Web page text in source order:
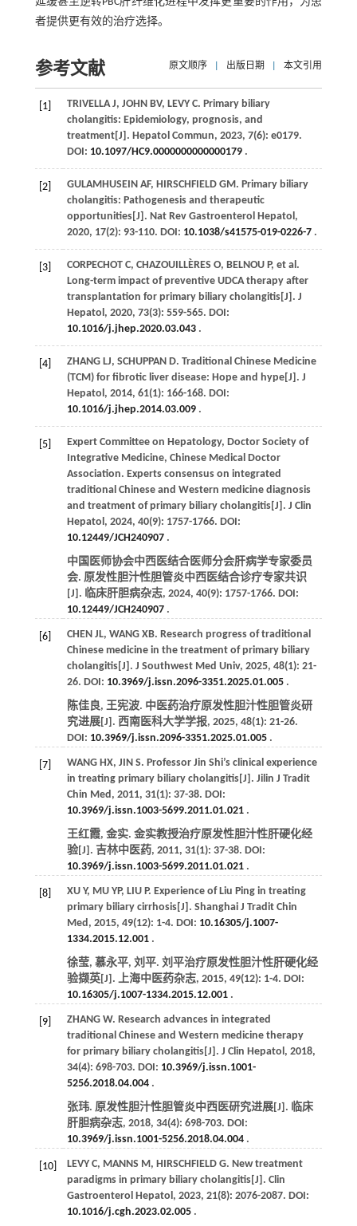
者提供更有效的治疗选择。
参考文献 原文顺序 出版日期 本文引用
[1] TRIVELLA J, JOHN BV, LEVY C. Primary biliary
cholangitis: Epidemiology, prognosis, and
treatment[J]. Hepatol Commun, 2023, 7(6): e0179.
DOI: 10.1097/HC9.0000000000000179.
[2] GULAMHUSEIN AF, HIRSCHFIELD GM. Primary biliary
cholangitis: Pathogenesis and therapeutic
opportunities[J]. Nat Rev Gastroenterol Hepatol ,
2020, 17(2): 93-110. DOI: 10.1038/s41575-019-0226-7.
[3] CORPECHOT C, CHAZOUILLÈRES O, BELNOU P, et al .
Long-term impact of preventive UDCA therapy after
transplantation for primary biliary cholangitis[J]. J
Hepatol , 2020, 73(3): 559-565. DOI:
10.1016/j.jhep.2020.03.043.
[4] ZHANG LJ, SCHUPPAN D. Traditional Chinese Medicine
(TCM) for fibrotic liver disease: Hope and hype[J]. J
Hepatol , 2014, 61(1): 166-168. DOI:
10.1016/j.jhep.2014.03.009.
[5]
Expert Committee on Hepatology, Doctor Society of
Integrative Medicine, Chinese Medical Doctor
Association. Experts consensus on integrated
traditional Chinese and Western medicine diagnosis
and treatment of primary biliary cholangitis[J]. J Clin
Hepatol , 2024, 40(9): 1757-1766. DOI:
10.12449/JCH240907.
中国医师协会中西医结合医师分会肝病学专家委员
会. 原发性胆汁性胆管炎中西医结合诊疗专家共识
[J]. 临床肝胆病杂志, 2024, 40(9): 1757-1766. DOI:
10.12449/JCH240907.
[6] CHEN JL, WANG XB. Research progress of traditional
Chinese medicine in the treatment of primary biliary
cholangitis[J]. J Southwest Med Univ, 2025, 48(1): 21-
26. DOI: 10.3969/j.issn.2096-3351.2025.01.005.
陈佳良, 王宪波. 中医药治疗原发性胆汁性胆管炎研
究进展[J]. 西南医科大学学报, 2025, 48(1): 21-26.
DOI: 10.3969/j.issn.2096-3351.2025.01.005.
[7] WANG HX, JIN S. Professor Jin Shi’s clinical experience
in treating primary biliary cholangitis[J]. Jilin J Tradit
Chin Med , 2011, 31(1): 37-38. DOI:
10.3969/j.issn.1003-5699.2011.01.021.
王红霞, 金实. 金实教授治疗原发性胆汁性肝硬化经
验[J]. 吉林中医药, 2011, 31(1): 37-38. DOI:
10.3969/j.issn.1003-5699.2011.01.021.
[8] XU Y, MU YP, LIU P. Experience of Liu Ping in treating
primary biliary cirrhosis[J]. Shanghai J Tradit Chin
Med , 2015, 49(12): 1-4. DOI: 10.16305/j.1007-
1334.2015.12.001.
徐莹, 慕永平, 刘平. 刘平治疗原发性胆汁性肝硬化经
验撷英[J]. 上海中医药杂志, 2015, 49(12): 1-4. DOI:
10.16305/j.1007-1334.2015.12.001.
[9] ZHANG W. Research advances in integrated
traditional Chinese and Western medicine therapy
for primary biliary cholangitis[J]. J Clin Hepatol , 2018,
34(4): 698-703. DOI: 10.3969/j.issn.1001-
5256.2018.04.004.
张玮. 原发性胆汁性胆管炎中西医研究进展[J]. 临床
肝胆病杂志, 2018, 34(4): 698-703. DOI:
10.3969/j.issn.1001-5256.2018.04.004.
[10] LEVY C, MANNS M, HIRSCHFIELD G. New treatment
paradigms in primary biliary cholangitis[J]. Clin
Gastroenterol Hepatol , 2023, 21(8): 2076-2087. DOI:
10.1016/j.cgh.2023.02.005.